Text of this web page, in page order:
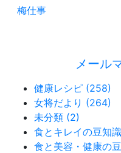
梅仕事
メール
健康レシピ (258)
女将だより (264)
未分類 (2)
食とキレイの豆知
食と美容・健康の